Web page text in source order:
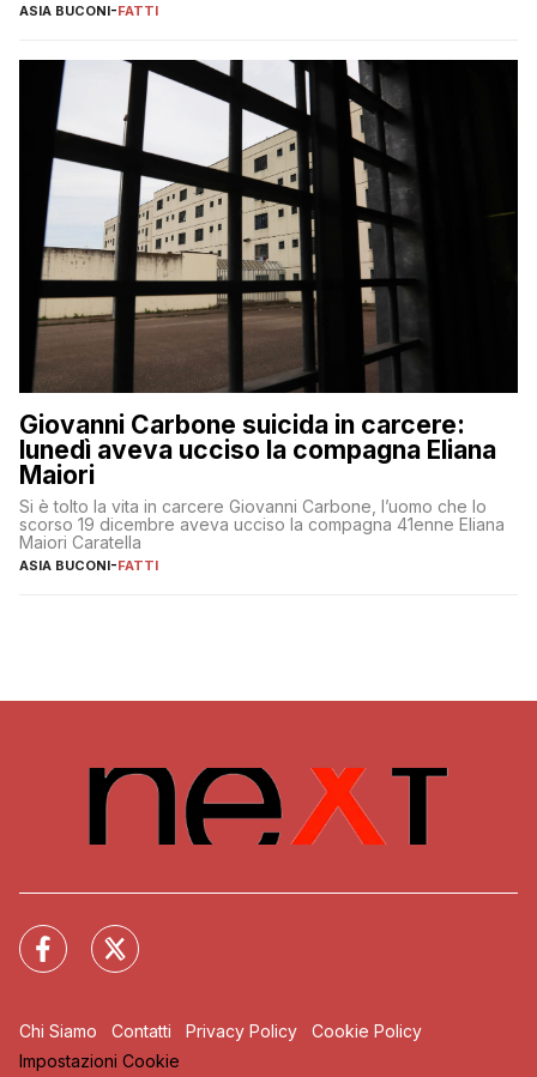
ASIA BUCONI-FATTI
Giovanni Carbone suicida in carcere:
lunedì aveva ucciso la compagna Eliana
Maiori
Si è tolto la vita in carcere Giovanni Carbone, l’uomo che lo
scorso 19 dicembre aveva ucciso la compagna 41enne Eliana
Maiori Caratella
ASIA BUCONI-FATTI
Chi Siamo Contatti Privacy Policy
Cookie Policy
Impostazioni Cookie